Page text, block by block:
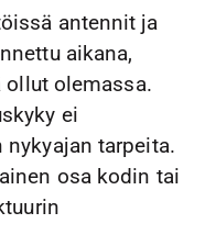
antennit ja
aikana,
ollut olemassa.
ei
tarpeita.
osa kodin tai